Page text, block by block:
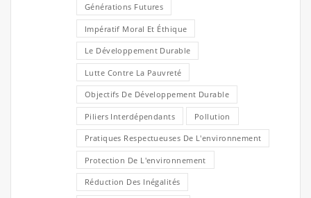
Générations Futures
Impératif Moral Et Éthique
Le Développement Durable
Lutte Contre La Pauvreté
Objectifs De Développement Durable
Piliers Interdépendants Pollution
Pratiques Respectueuses De L'environnement
Protection De L'environnement
Réduction Des Inégalités